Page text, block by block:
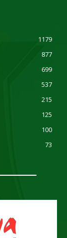
1179
877
699
537
215
125
100
73